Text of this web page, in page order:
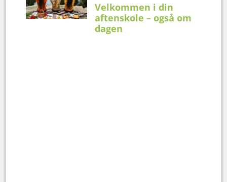
Velkommen i din
aftenskole – også om
dagen